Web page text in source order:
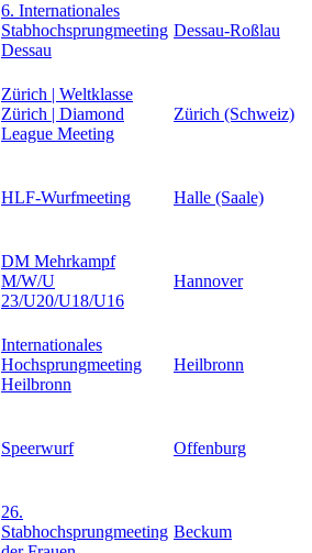
6. Internationales
Stabhochsprungmeeting
Dessau
Dessau-Roßlau
Zürich | Weltklasse
Zürich | Diamond
League Meeting
Zürich (Schweiz)
HLF-Wurfmeeting Halle (Saale)
DM Mehrkampf
M/W/U
23/U20/U18/U16
Hannover
Internationales
Hochsprungmeeting
Heilbronn
Heilbronn
Speerwurf Offenburg
26.
Stabhochsprungmeeting Beckum